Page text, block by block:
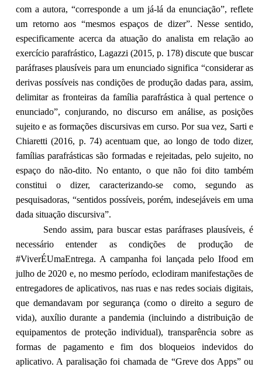
com a autora, “corresponde a um já-lá da enunciação”, reflete
um retorno aos “mesmos espaços de dizer”. Nesse sentido,
especificamente acerca da atuação do analista em relação ao
exercício parafrástico, Lagazzi (2015, p. 178) discute que buscar
paráfrases plausíveis para um enunciado significa “considerar as
derivas possíveis nas condições de produção dadas para, assim,
delimitar as fronteiras da família parafrástica à qual pertence o
enunciado”, conjurando, no discurso em análise, as posições
sujeito e as formações discursivas em curso. Por sua vez, Sarti e
Chiaretti (2016, p. 74) acentuam que, ao longo de todo dizer,
famílias parafrásticas são formadas e rejeitadas, pelo sujeito, no
espaço do não-dito. No entanto, o que não foi dito também
constitui o dizer, caracterizando-se como, segundo as
pesquisadoras, “sentidos possíveis, porém, indesejáveis em uma
dada situação discursiva”.
Sendo assim, para buscar estas paráfrases plausíveis, é
necessário entender as condições de produção de
#ViverÉUmaEntrega. A campanha foi lançada pelo Ifood em
julho de 2020 e, no mesmo período, eclodiram manifestações de
entregadores de aplicativos, nas ruas e nas redes sociais digitais,
que demandavam por segurança (como o direito a seguro de
vida), auxílio durante a pandemia (incluindo a distribuição de
equipamentos de proteção individual), transparência sobre as
formas de pagamento e fim dos bloqueios indevidos do
aplicativo. A paralisação foi chamada de “Greve dos Apps” ou